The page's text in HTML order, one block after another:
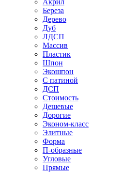
Акрил
Береза
Дерево
Дуб
ЛДСП
Массив
Пластик
Шпон
Экошпон
С патиной
ДСП
Стоимость
Дешевые
Дорогие
Эконом-класс
Элитные
Форма
П-образные
Угловые
Прямые